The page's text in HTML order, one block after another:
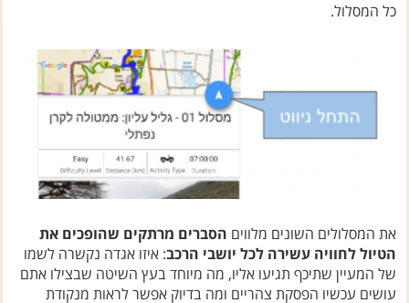
הטיול לחוויה עשירה לכל יושבי הרכב: איזו אגדה נקשרה לשמו
של המעיין שתיכף תגיעו אליו, מה מיוחד בעץ השיטה שבצילו אתם
עושים עכשיו הפסקת צהריים ומה בדיוק אפשר לראות מנקודת
התצפית הבאה.